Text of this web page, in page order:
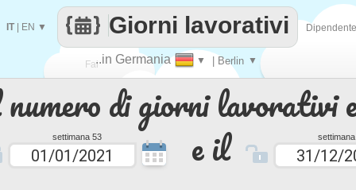
di giorni lavorativi
settimana 53 e il
Fai
contare
..in Germania ▼ | Berlin ▼
Giorni lavorativi
IT| EN ▼